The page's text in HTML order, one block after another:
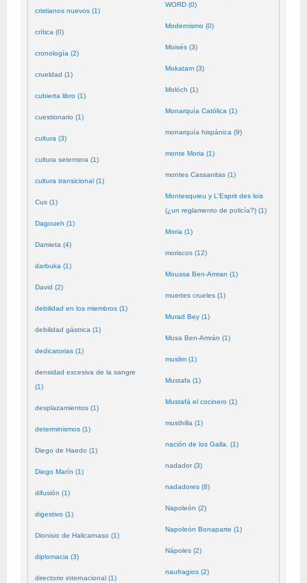
cristianos nuevos (1)
crítica (0)
cronología (2)
crueldad (1)
cubierta libro (1)
cuestionario (1)
cultura (3)
cultura setentera (1)
cultura transicional (1)
Cus (1)
Dagoueh (1)
Damieta (4)
darbuka (1)
David (2)
debilidad en los miembros (1)
debilidad gástrica (1)
dedicatorias (1)
densidad excesiva de la sangre
(1)
desplazamientos (1)
determinismos (1)
Diego de Haedo (1)
Diego Marín (1)
difusión (1)
digestivo (1)
Dionisio de Halicarnaso (1)
diplomacia (3)
directorio internacional (1)
WORD (0)
Modernismo (0)
Moisés (3)
Mokatam (3)
Molóch (1)
Monarquía Católica (1)
monarquía hispánica (9)
monte Moria (1)
montes Cassanitas (1)
Montesquieu y L'Esprit des lois
(¿un reglamento de policía?) (1)
Moria (1)
moriscos (12)
Moussa Ben-Amran (1)
muertes crueles (1)
Murad Bey (1)
Musa Ben-Amrán (1)
muslim (1)
Mustafa (1)
Mustafá el cocinero (1)
musthilla (1)
nación de los Galla. (1)
nadador (3)
nadadores (8)
Napoleón (2)
Napoleón Bonaparte (1)
Nápoles (2)
naufragios (2)